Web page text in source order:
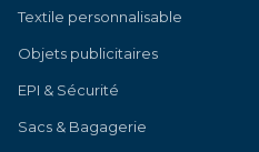
Textile personnalisable
Objets publicitaires
EPI & Sécurité
Sacs & Bagagerie